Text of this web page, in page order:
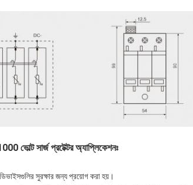
ভোল্ট সার্জ প্রটেক্টর অ্যাপ্লিকেশনঃ
সুরক্ষার জন্য প্রয়োগ করা হয়।